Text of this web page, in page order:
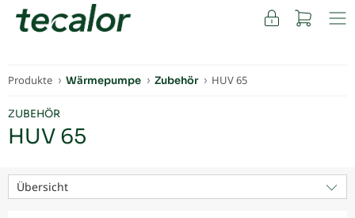
FACHKUNDEN
Produkte Wärmepumpe Zubehör HUV 65
ZUBEHÖR
HUV 65
Übersicht